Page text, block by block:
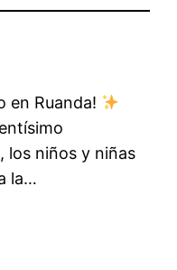
en Ruanda!
los niños y niñas
la…